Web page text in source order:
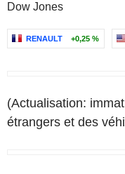
Dow Jones
RENAULT +0,25 %
(Actualisation:
étrangers et des